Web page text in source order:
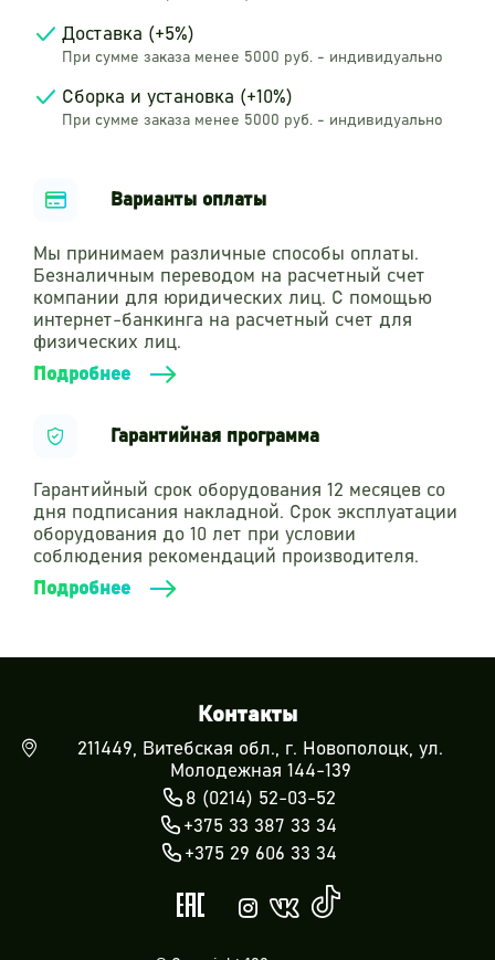
Доставка (+5%)
При сумме заказа менее 5000 руб. - индивидуально
Сборка и установка (+10%)
При сумме заказа менее 5000 руб. - индивидуально
Варианты оплаты
Мы принимаем различные способы оплаты.
Безналичным переводом на расчетный счет
компании для юридических лиц. С помощью
интернет-банкинга на расчетный счет для
физических лиц.
Подробнее
Гарантийная программа
Гарантийный срок оборудования 12 месяцев со
дня подписания накладной. Срок эксплуатации
оборудования до 10 лет при условии
соблюдения рекомендаций производителя.
Подробнее
Контакты
211449, Витебская обл., г. Новополоцк, ул.
Молодежная 144-139
8 (0214) 52-03-52
+375 33 387 33 34
+375 29 606 33 34